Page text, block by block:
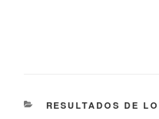
CATEGORÍAS
RESULTADOS DE